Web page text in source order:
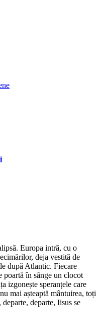
Europa intră, cu o
deja vestită de
după Atlantic. Fiecare
poartă în sânge un clocot
izgonește speranțele care
mai așteaptă mântuirea, toți
departe, Iisus se